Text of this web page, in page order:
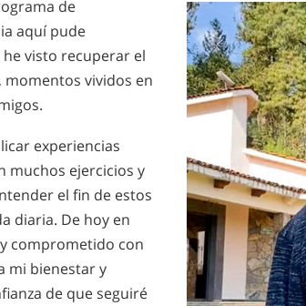
de
aquí pude
visto recuperar el
vividos en
experiencias
muchos ejercicios y
el fin de estos
diaria. De hoy en
comprometido con
mi bienestar y
de que seguiré